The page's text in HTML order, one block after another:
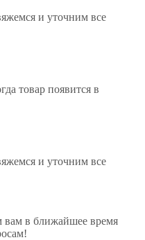
и уточним все
товар появится в
и уточним все
вам в ближайшее время